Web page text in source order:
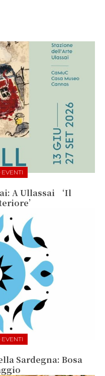
A Ullassai ‘Il
Sardegna: Bosa